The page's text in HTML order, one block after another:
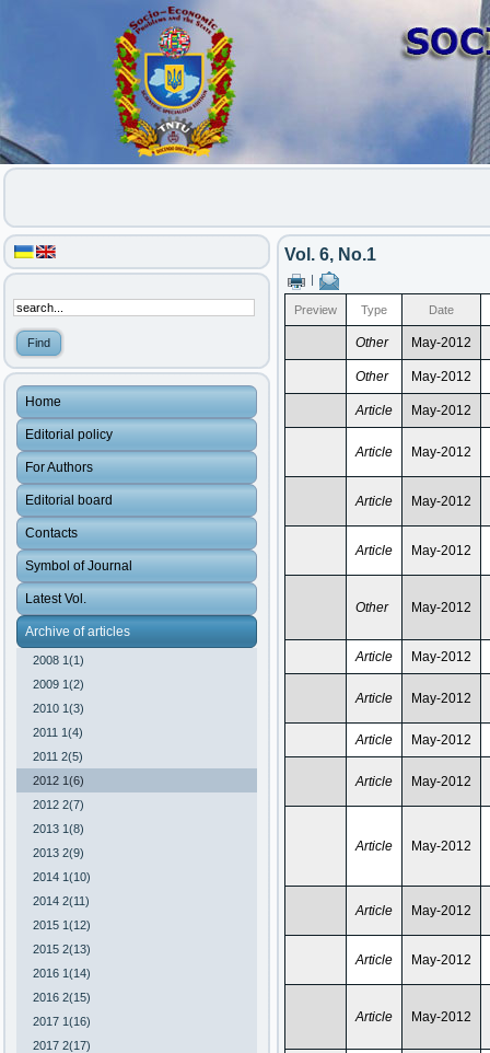
Home
Editorial policy
For Authors
Editorial board
Contacts
Symbol of Journal
Latest Vol.
Archive of articles
2008 1(1)
2009 1(2)
2010 1(3)
2011 1(4)
2011 2(5)
2012 1(6)
2012 2(7)
2013 1(8)
2013 2(9)
2014 1(10)
2014 2(11)
2015 1(12)
2015 2(13)
2016 1(14)
2016 2(15)
2017 1(16)
2017 2(17)
Vol. 6, No.1
Preview Type Date
Other May-2012
Other May-2012
Article May-2012
Article May-2012
Article May-2012
Article May-2012
Other May-2012
Article May-2012
Article May-2012
Article May-2012
Article May-2012
Article May-2012
Article May-2012
Article May-2012
Article May-2012